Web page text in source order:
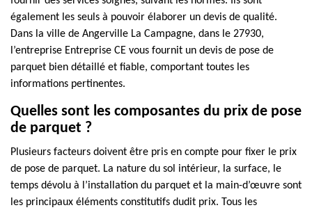
également les seuls à pouvoir élaborer un devis de qualité.
Dans la ville de Angerville La Campagne, dans le 27930,
l’entreprise Entreprise CE vous fournit un devis de pose de
parquet bien détaillé et fiable, comportant toutes les
informations pertinentes.
Quelles sont les composantes du prix de pose
de parquet ?
Plusieurs facteurs doivent être pris en compte pour fixer le prix
de pose de parquet. La nature du sol intérieur, la surface, le
temps dévolu à l’installation du parquet et la main-d’œuvre sont
les principaux éléments constitutifs dudit prix. Tous les